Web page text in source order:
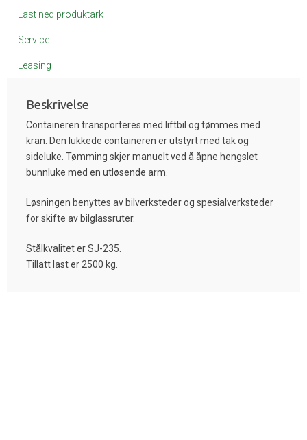
Last ned produktark
Service
Leasing
Beskrivelse
Containeren transporteres med liftbil og tømmes med
kran. Den lukkede containeren er utstyrt med tak og
sideluke. Tømming skjer manuelt ved å åpne hengslet
bunnluke med en utløsende arm.
Løsningen benyttes av bilverksteder og spesialverksteder
for skifte av bilglassruter.
Stålkvalitet er SJ-235.
Tillatt last er 2500 kg.